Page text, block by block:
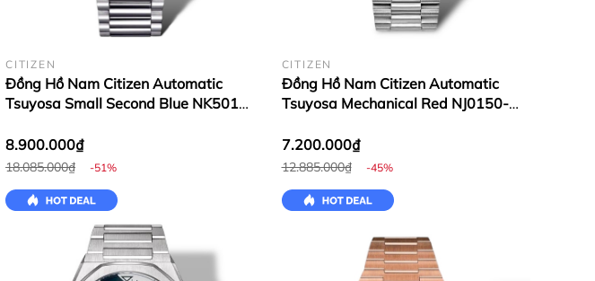
CITIZEN
Đồng Hồ Nam Citizen Automatic
Tsuyosa Small Second Blue NK5010-
8.900.000₫
18.085.000₫ -51%
CITIZEN
Đồng Hồ Nam Citizen Automatic
Tsuyosa Mechanical Red NJ0150-
7.200.000₫
12.885.000₫ -45%